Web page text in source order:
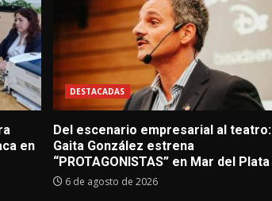
en
DESTACADAS
Del escenario empresarial al teatro:
Gaita González estrena
“PROTAGONISTAS” en Mar del Plata
6 de agosto de 2026